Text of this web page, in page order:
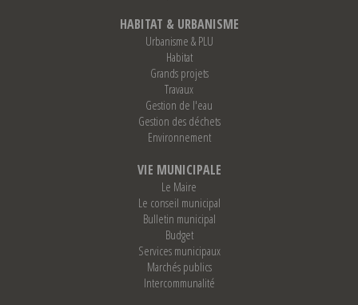
HABITAT & URBANISME
Urbanisme & PLU
Habitat
Grands projets
Travaux
Gestion de l'eau
Gestion des déchets
Environnement
VIE MUNICIPALE
Le Maire
Le conseil municipal
Bulletin municipal
Budget
Services municipaux
Marchés publics
Intercommunalité